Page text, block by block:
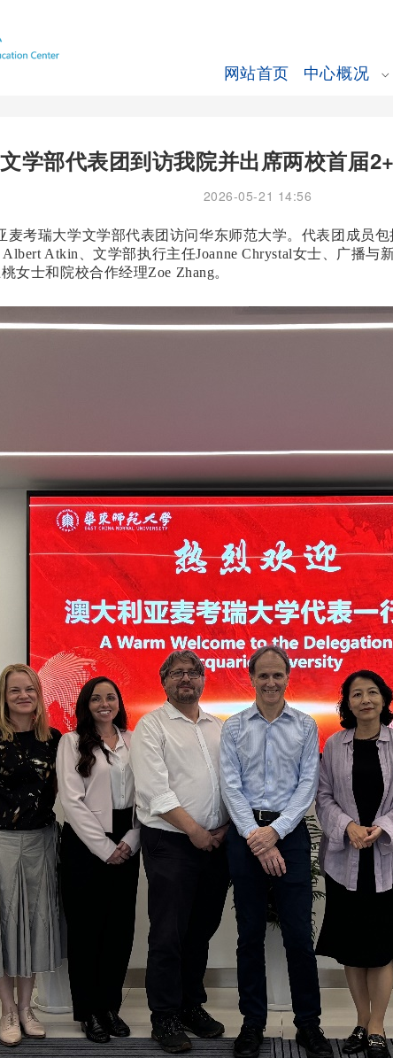
网站首页 中心概况
学部代表团到访我院并出席两校首届
2026-05-21 14:56
麦考瑞大学文学部代表团访问华东师范大学。代表团成员
Atkin、文学部执行主任Joanne Chrystal女士、广播与
女士和院校合作经理Zoe Zhang。